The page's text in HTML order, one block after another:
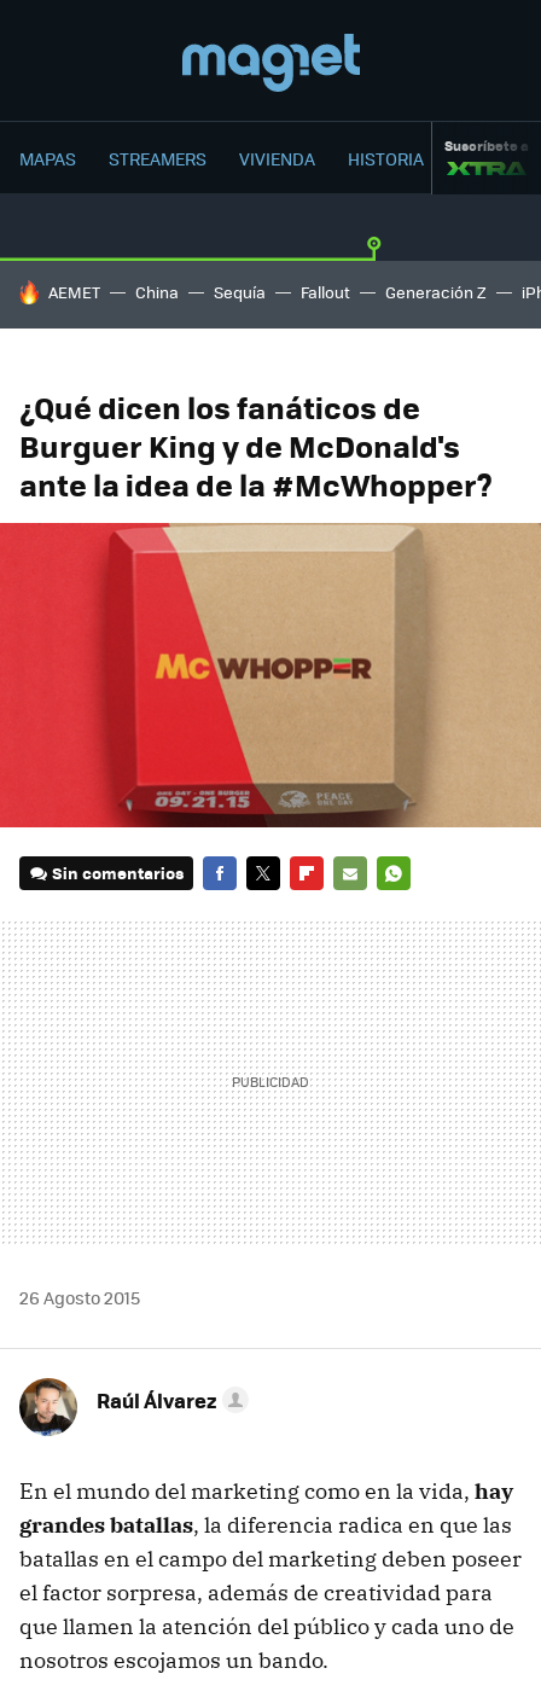
MAPAS STREAMERS VIVIENDA HISTORIA Suscríbete a
HOY SE HABLA DE
AEMET China Sequía Fallout Generación Z
¿Qué dicen los fanáticos de
Burguer King y de McDonald's
ante la idea de la #McWhopper?
Sin comentarios
MAIL
26 Agosto 2015
Raúl Álvarez
En el mundo del marketing como en la vida, hay
grandes batallas, la diferencia radica en que las
batallas en el campo del marketing deben poseer
el factor sorpresa, además de creatividad para
que llamen la atención del público y cada uno de
nosotros escojamos un bando.